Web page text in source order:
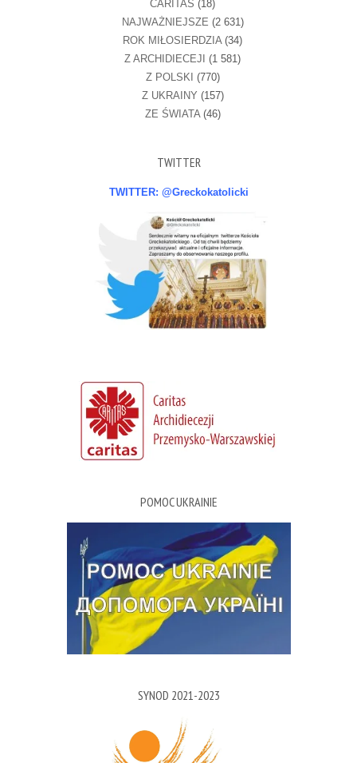
CARITAS (18)
NAJWAŻNIEJSZE (2 631)
ROK MIŁOSIERDZIA(34)
Z ARCHIDIECEJI (1 581)
Z POLSKI (770)
Z UKRAINY (157)
ZE ŚWIATA(46)
TWITTER
TWITTER: @Greckokatolicki
POMOC UKRAINIE
SYNOD 2021-2023